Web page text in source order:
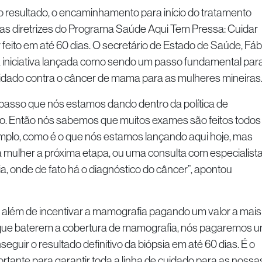
o encaminhamento para início do tratamento
diretrizes do Programa Saúde Aqui Tem Pressa: Cuidar
em até 60 dias. O secretário de Estado de Saúde,
lançada como sendo um passo fundamental
contra o câncer de mama para as mulheres mineiras.
que nós estamos dando dentro da política de
Então nós sabemos que muitos exames são feitos todos
como é o que nós estamos lançando aqui hoje, mas
a próxima etapa, ou uma consulta com
onde de fato há o diagnóstico do câncer”, apontou
de incentivar a mamografia pagando um valor a
baterem a cobertura de mamografia, nós pagaremos
o resultado definitivo da biópsia em até 60 dias. É o